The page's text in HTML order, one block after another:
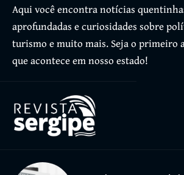
Aqui você encontra notícias
aprofundadas e curiosidades sobre
turismo e muito mais. Seja o primeiro
que acontece em nosso estado!